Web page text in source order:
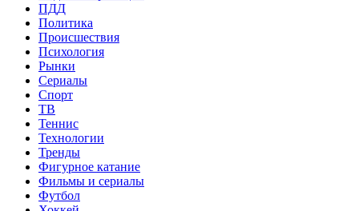
ПДД
Политика
Происшествия
Психология
Рынки
Сериалы
Спорт
ТВ
Теннис
Технологии
Тренды
Фигурное катание
Фильмы и сериалы
Футбол